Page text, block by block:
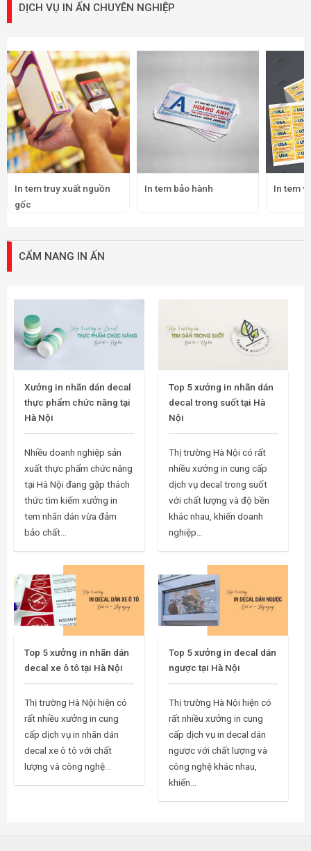
DỊCH VỤ IN ẤN CHUYÊN NGHIỆP
In tem truy xuất nguồn
gốc
In tem bảo hành In tem
CẨM NANG IN ẤN
Xưởng in nhãn dán decal
thực phẩm chức năng tại
Hà Nội
Nhiều doanh nghiệp sản
xuất thực phẩm chức năng
tại Hà Nội đang gặp thách
thức tìm kiếm xưởng in
tem nhãn dán vừa đảm
bảo chất...
Top 5 xưởng in nhãn dán
decal trong suốt tại Hà
Nội
Thị trường Hà Nội có rất
nhiều xưởng in cung cấp
dịch vụ decal trong suốt
với chất lượng và độ bền
khác nhau, khiến doanh
nghiệp...
Top 5 xưởng in nhãn dán
decal xe ô tô tại Hà Nội
Thị trường Hà Nội hiện có
rất nhiều xưởng in cung
cấp dịch vụ in nhãn dán
decal xe ô tô với chất
lượng và công nghệ...
Top 5 xưởng in decal dán
ngược tại Hà Nội
Thị trường Hà Nội hiện có
rất nhiều xưởng in cung
cấp dịch vụ in decal dán
ngược với chất lượng và
công nghệ khác nhau,
khiến...